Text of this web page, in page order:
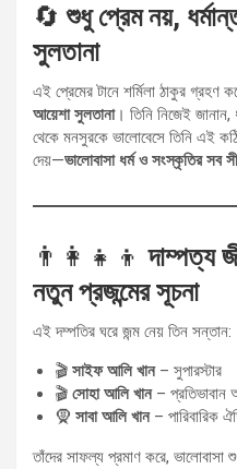
🔄শুধু প্রেম নয়,
সুলতানা
এই প্রেমের টানে শর্মিলা ঠাকুর গ্রহণ
আয়েশা সুলতানা। তিনি নিজেই জানান,
থেকে মনসুরকে ভালোবেসে তিনি এই
দেয়—ভালোবাসা ধর্ম ও সংস্কৃতির সব
👨‍👩‍👧‍👦দাম্পত্য
নতুন প্রজন্মের সূচনা
এই দম্পতির ঘরে জন্ম নেয় তিন সন্তান:
🎬 সাইফ আলি খান– সুপারস্টার
🎬 সোহা আলি খান– প্রতিভাবান
🧕 সাবা আলি খান– পারিবারিক
তাঁদের সাফল্য প্রমাণ করে, ভালোবাসা